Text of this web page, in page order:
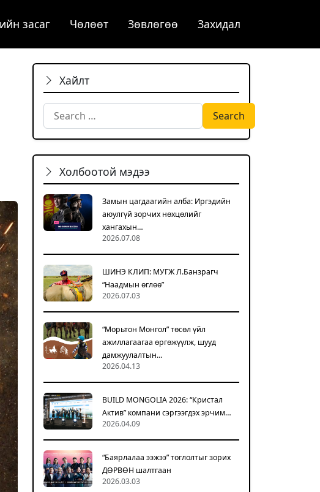
засаг Чѳлѳѳт Зөвлөгөө Захидал
Хайлт
Search for:
Холбоотой мэдээ
Замын цагдаагийн алба: Иргэдийн
аюулгүй зорчих нөхцөлийг
хангахын…
2026.07.08
ШИНЭ КЛИП: МУГЖ Л.Банзрагч
“Наадмын өглөө”
2026.07.03
“Морьтон Монгол” төсөл үйл
ажиллагаагаа өргөжүүлж, шууд
дамжуулалтын…
2026.04.13
BUILD MONGOLIA 2026: “Кристал
Актив” компани сэргээгдэх эрчим…
2026.04.09
“Баярлалаа ээжээ” тоглолтыг зорих
ДӨРВӨН шалтгаан
2026.03.03